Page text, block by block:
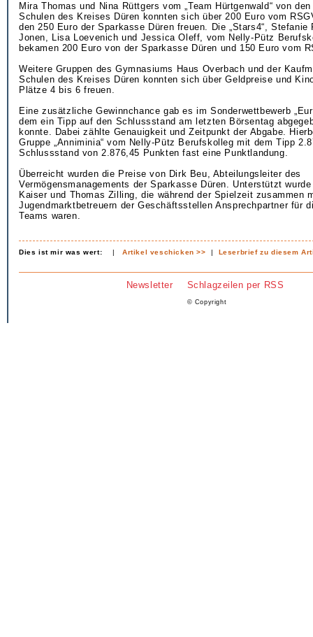
Mira Thomas und Nina Rüttgers vom „Team Hürtgenwald“ von
Schulen des Kreises Düren konnten sich über 200 Euro vom
den 250 Euro der Sparkasse Düren freuen. Die „Stars4“,
Jonen, Lisa Loevenich und Jessica Oleff, vom Nelly-Pütz
bekamen 200 Euro von der Sparkasse Düren und 150 Euro vom
Weitere Gruppen des Gymnasiums Haus Overbach und der
Schulen des Kreises Düren konnten sich über Geldpreise und
Plätze 4 bis 6 freuen.
Eine zusätzliche Gewinnchance gab es im Sonderwettbewerb
dem ein Tipp auf den Schlussstand am letzten Börsentag
konnte. Dabei zählte Genauigkeit und Zeitpunkt der Abgabe.
Gruppe „Anniminia“ vom Nelly-Pütz Berufskolleg mit dem Tipp
Schlussstand von 2.876,45 Punkten fast eine Punktlandung.
Überreicht wurden die Preise von Dirk Beu, Abteilungsleiter des
Vermögensmanagements der Sparkasse Düren. Unterstützt
Kaiser und Thomas Zilling, die während der Spielzeit zusammen
Jugendmarktbetreuern der Geschäftsstellen Ansprechpartner für
Teams waren.
Dies ist mir was wert: |Artikel veschicken >> | Leserbrief zu diesem
Newsletter Schlagzeilen per RSS
© Copyright